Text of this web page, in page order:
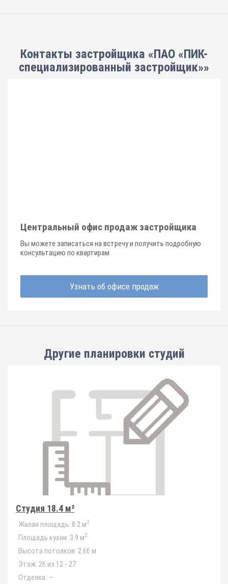
Контакты застройщика «ПАО «ПИК-
специализированный застройщик»»
Центральный офис продаж застройщика
Вы можете записаться на встречу и получить подробную
консультацию по квартирам
Узнать об офисе продаж
Другие планировки студий
Студия 18.4 м²
Жилая площадь: 8.2 м2
Площадь кухни: 3.9 м2
Высота потолков: 2.66 м
Этаж: 26 из 12 - 27
Отделка: —